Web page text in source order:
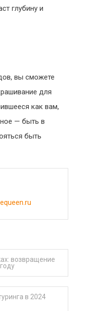
глубину и
вы сможете
для
как вам,
— быть в
быть
возвращение
в 2024